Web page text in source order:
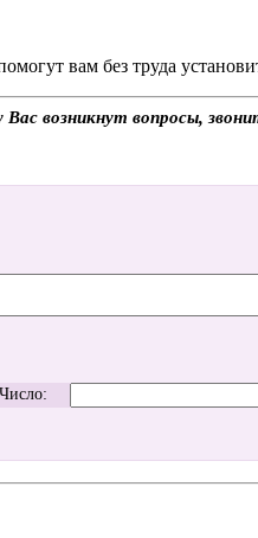
вам без труда
возникнут вопросы,
Число: